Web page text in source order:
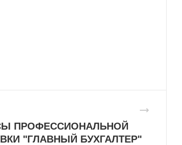
ПРОФЕССИОНАЛЬНОЙ
"ГЛАВНЫЙ БУХГАЛТЕР"